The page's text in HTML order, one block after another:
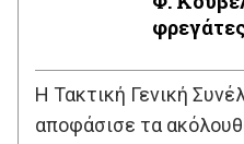
H Τακτική Γενική
αποφάσισε τα